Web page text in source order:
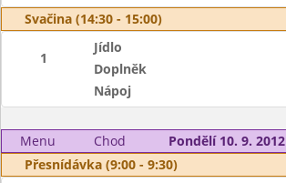
Svačina (14:30 - 15:00)
1
Jídlo
Doplněk
Nápoj
Menu Chod
Pondělí 10. 9. 2012
Přesnídávka (9:00 - 9:30)